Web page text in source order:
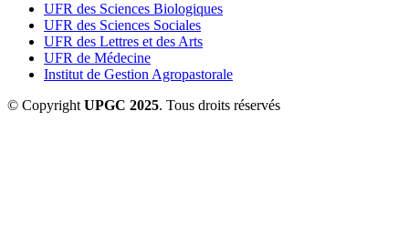
UFR des Sciences Biologiques
UFR des Sciences Sociales
UFR des Lettres et des Arts
UFR de Médecine
Institut de Gestion Agropastorale
© Copyright UPGC 2025. Tous droits réservés